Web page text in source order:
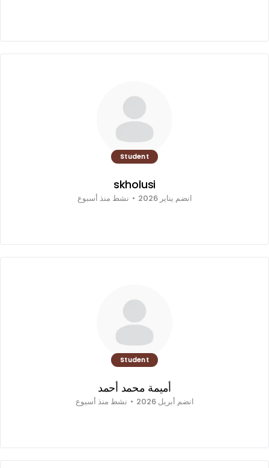
Student
skholusi
انضم يناير 2026 • نشط منذ أسبوع
Student
أميمة محمد أحمد
انضم أبريل 2026 • نشط منذ أسبوع